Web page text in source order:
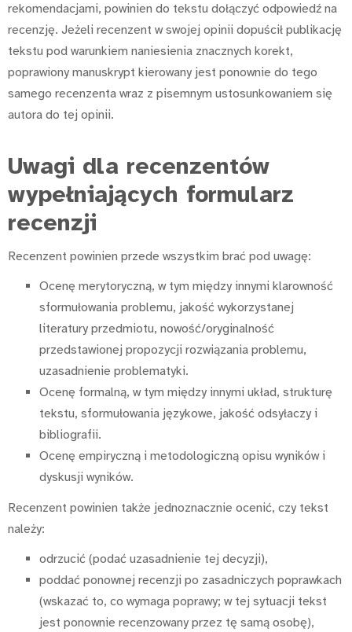
rekomendacjami, powinien do tekstu dołączyć odpowiedź na
recenzję. Jeżeli recenzent w swojej opinii dopuścił publikację
tekstu pod warunkiem naniesienia znacznych korekt,
poprawiony manuskrypt kierowany jest ponownie do tego
samego recenzenta wraz z pisemnym ustosunkowaniem się
autora do tej opinii.
Uwagi dla recenzentów
wypełniających formularz
recenzji
Recenzent powinien przede wszystkim brać pod uwagę:
Ocenę merytoryczną, w tym między innymi klarowność
sformułowania problemu, jakość wykorzystanej
literatury przedmiotu, nowość/oryginalność
przedstawionej propozycji rozwiązania problemu,
uzasadnienie problematyki.
Ocenę formalną, w tym między innymi układ, strukturę
tekstu, sformułowania językowe, jakość odsyłaczy i
bibliografii.
Ocenę empiryczną i metodologiczną opisu wyników i
dyskusji wyników.
Recenzent powinien także jednoznacznie ocenić, czy tekst
należy:
odrzucić (podać uzasadnienie tej decyzji),
poddać ponownej recenzji po zasadniczych poprawkach
(wskazać to, co wymaga poprawy; w tej sytuacji tekst
jest ponownie recenzowany przez tę samą osobę),